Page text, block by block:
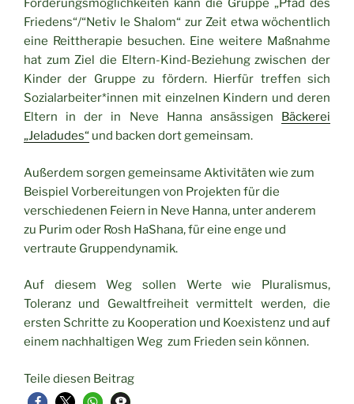
Förderungsmöglichkeiten kann die Gruppe „Pfad des
Friedens“/“Netiv le Shalom“ zur Zeit etwa wöchentlich
eine Reittherapie besuchen. Eine weitere Maßnahme
hat zum Ziel die Eltern-Kind-Beziehung zwischen der
Kinder der Gruppe zu fördern. Hierfür treffen sich
Sozialarbeiter*innen mit einzelnen Kindern und deren
Eltern in der in Neve Hanna ansässigen Bäckerei
„Jeladudes“ und backen dort gemeinsam.
Außerdem sorgen gemeinsame Aktivitäten wie zum
Beispiel Vorbereitungen von Projekten für die
verschiedenen Feiern in Neve Hanna, unter anderem
zu Purim oder Rosh HaShana, für eine enge und
vertraute Gruppendynamik.
Auf diesem Weg sollen Werte wie Pluralismus,
Toleranz und Gewaltfreiheit vermittelt werden, die
ersten Schritte zu Kooperation und Koexistenz und auf
einem nachhaltigen Weg zum Frieden sein können.
Teile diesen Beitrag